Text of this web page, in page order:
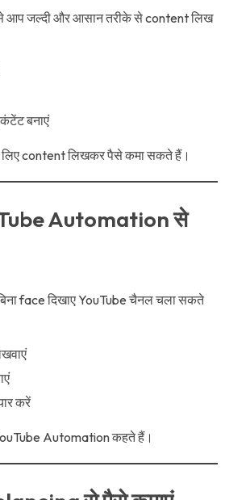
आप जल्दी और आसान तरीके से content लिख
बनाएं
content लिखकर पैसे कमा सकते हैं।
Automation से
face दिखाए YouTube चैनल चला सकते
करें
Automation कहते हैं।